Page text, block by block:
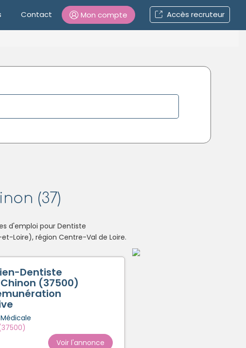
Contact Mon compte Accès recruteur
Mot de passe oublié ?
(37)
d'emploi pour Dentiste
Loire), région Centre-Val de Loire.
Dentiste
(37500)
Voir l'annonce